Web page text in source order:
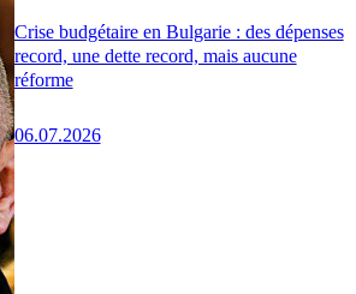
Crise budgétaire en Bulgarie : des dépenses
record, une dette record, mais aucune
réforme
06.07.2026